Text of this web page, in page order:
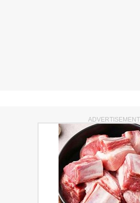
ADVERTISEMENT